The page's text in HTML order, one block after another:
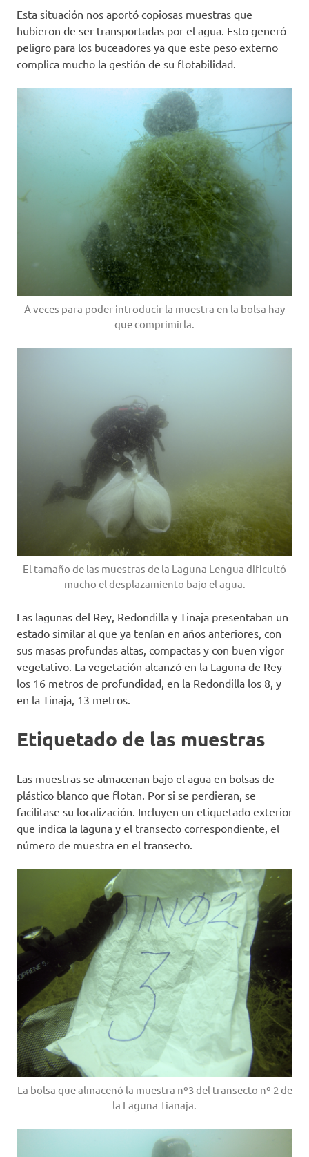
Esta situación nos aportó copiosas muestras que
hubieron de ser transportadas por el agua. Esto generó
peligro para los buceadores ya que este peso externo
complica mucho la gestión de su flotabilidad.
A veces para poder introducir la muestra en la bolsa hay
que comprimirla.
El tamaño de las muestras de la Laguna Lengua dificultó
mucho el desplazamiento bajo el agua.
Las lagunas del Rey, Redondilla y Tinaja presentaban un
estado similar al que ya tenían en años anteriores, con
sus masas profundas altas, compactas y con buen vigor
vegetativo. La vegetación alcanzó en la Laguna de Rey
los 16 metros de profundidad, en la Redondilla los 8, y
en la Tinaja, 13 metros.
Etiquetado de las muestras
Las muestras se almacenan bajo el agua en bolsas de
plástico blanco que flotan. Por si se perdieran, se
facilitase su localización. Incluyen un etiquetado exterior
que indica la laguna y el transecto correspondiente, el
número de muestra en el transecto.
La bolsa que almacenó la muestra nº3 del transecto nº 2 de
la Laguna Tianaja.